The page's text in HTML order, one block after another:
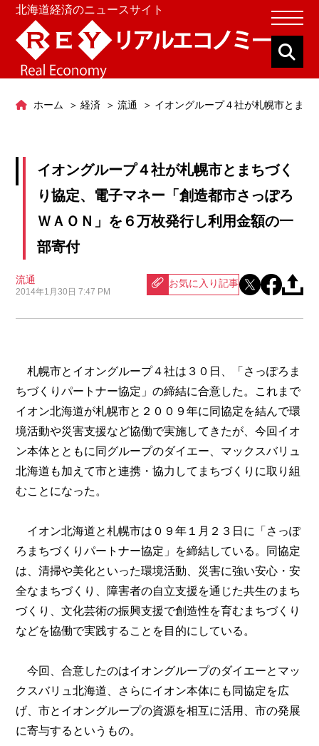
北海道経済のニュースサイト
ホーム 経済 流通 イオングループ４社が札幌市とま
イオングループ４社が札幌市とまちづく
り協定、電子マネー「創造都市さっぽろ
ＷＡＯＮ」を６万枚発行し利用金額の一
部寄付
流通
2014年1月30日 7:47 PM
お気に入り記事
札幌市とイオングループ４社は３０日、「さっぽろま
ちづくりパートナー協定」の締結に合意した。これまで
イオン北海道が札幌市と２００９年に同協定を結んで環
境活動や災害支援など協働で実施してきたが、今回イオ
ン本体とともに同グループのダイエー、マックスバリュ
北海道も加えて市と連携・協力してまちづくりに取り組
むことになった。
イオン北海道と札幌市は０９年１月２３日に「さっぽ
ろまちづくりパートナー協定」を締結している。同協定
は、清掃や美化といった環境活動、災害に強い安心・安
全なまちづくり、障害者の自立支援を通じた共生のまち
づくり、文化芸術の振興支援で創造性を育むまちづくり
などを協働で実践することを目的にしている。
今回、合意したのはイオングループのダイエーとマッ
クスバリュ北海道、さらにイオン本体にも同協定を広
げ、市とイオングループの資源を相互に活用、市の発展
に寄与するというもの。